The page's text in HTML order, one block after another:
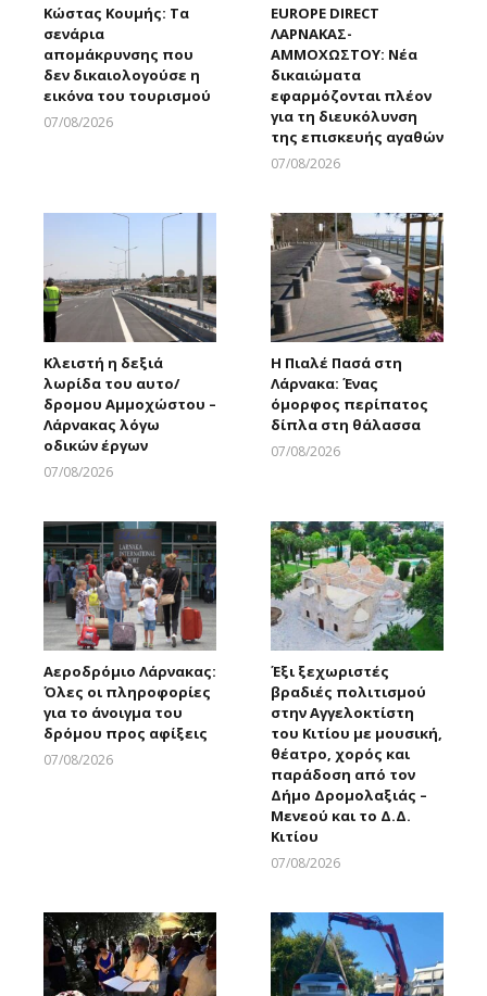
Κώστας Κουμής: Τα
σενάρια
απομάκρυνσης που
δεν δικαιολογούσε η
εικόνα του τουρισμού
07/08/2026
EUROPE DIRECT
ΛΑΡΝΑΚΑΣ-
ΑΜΜΟΧΩΣΤΟΥ: Νέα
δικαιώματα
εφαρμόζονται πλέον
για τη διευκόλυνση
της επισκευής αγαθών
07/08/2026
Κλειστή η δεξιά
λωρίδα του αυτο/
δρομου Αμμοχώστου –
Λάρνακας λόγω
οδικών έργων
07/08/2026
Η Πιαλέ Πασά στη
Λάρνακα: Ένας
όμορφος περίπατος
δίπλα στη θάλασσα
07/08/2026
Αεροδρόμιο Λάρνακας:
Όλες οι πληροφορίες
για το άνοιγμα του
δρόμου προς αφίξεις
07/08/2026
Έξι ξεχωριστές
βραδιές πολιτισμού
στην Αγγελοκτίστη
του Κιτίου με μουσική,
θέατρο, χορός και
παράδοση από τον
Δήμο Δρομολαξιάς –
Μενεού και το Δ.Δ.
Κιτίου
07/08/2026